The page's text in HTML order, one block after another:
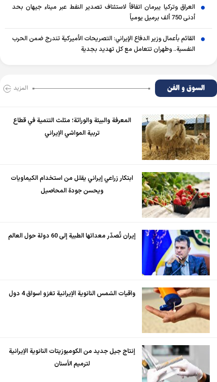
العراق وتركيا يبرمان اتفاقاً لاستئناف تصدير النفط عبر ميناء جيهان بحد
أدنى 750 ألف برميل يومياً
القائم بأعمال وزير الدفاع الإيراني: التصريحات الأميركية تندرج ضمن الحرب
النفسية.. وطهران تتعامل مع كل تهديد بجدية
السوق و الفن المزید
المعرفة والبيئة والوراثة؛ مثلث التنمية في قطاع
تربية المواشي الإيراني
ابتكار زراعي إيراني يقلل من استخدام الكيماويات
ويحسن جودة المحاصيل
إيران تُصدّر معداتها الطبية إلى 60 دولة حول العالم
واقيات الشمس النانوية الإيرانية تغزو اسواق 4 دول
إنتاج جيل جديد من الكومبوزيتات النانوية الإيرانية
لترميم الأسنان